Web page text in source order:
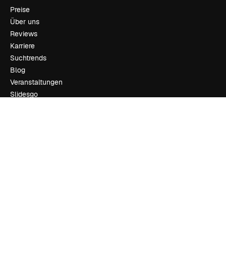
Preise
Über uns
Reviews
Karriere
Suchtrends
Blog
Veranstaltungen
Slidesgo